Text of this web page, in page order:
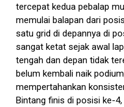
tercepat kedua pebalap
memulai balapan dari
satu grid di depannya di
sangat ketat sejak awal
tengah dan depan tidak
belum kembali naik
mempertahankan
Bintang finis di posisi ke-